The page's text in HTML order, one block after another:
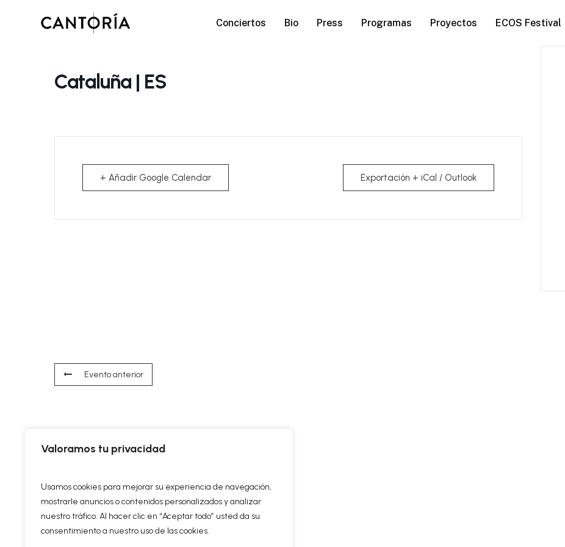
Valoramos tu privacidad
Usamos cookies para mejorar su experiencia de navegación,
mostrarle anuncios o contenidos personalizados y analizar
nuestro tráfico. Al hacer clic en “Aceptar todo” usted da su
consentimiento a nuestro uso de las cookies.
Conciertos Bio Press Programas Proyectos ECOS Festival
Cataluña | ES
+ Añadir Google Calendar Exportación + iCal / Outlook
Evento anterior